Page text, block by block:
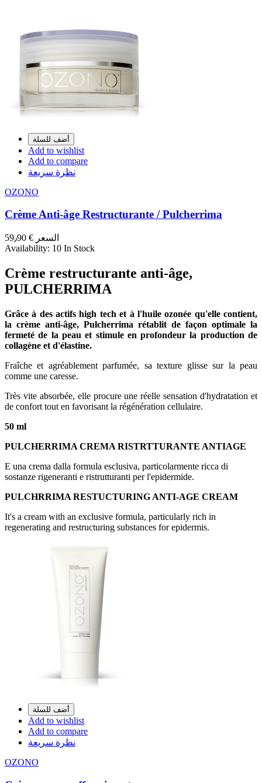
أضف للسلة
Add to wishlist
Add to compare
نظرة سريعة
OZONO
Crème Anti-âge Restructurante / Pulcherrima
السعر € 59٫90
Availability: 10 In Stock
Crème restructurante anti-âge,
PULCHERRIMA
Grâce à des actifs high tech et à l'huile ozonée qu'elle contient,
la crème anti-âge, Pulcherrima rétablit de façon optimale la
fermeté de la peau et stimule en profondeur la production de
collagène et d'élastine.
Fraîche et agréablement parfumée, sa texture glisse sur la peau
comme une caresse.
Très vite absorbée, elle procure une réelle sensation d'hydratation et
de confort tout en favorisant la régénération cellulaire.
50 ml
PULCHERRIMA CREMA RISTRTTURANTE ANTIAGE
E una crema dalla formula esclusiva, particolarmente ricca di
sostanze rigeneranti e ristrutturanti per l'epidermide.
PULCHRRIMA RESTUCTURING ANTI-AGE CREAM
It's a cream with an exclusive formula, particularly rich in
regenerating and restructuring substances for epidermis.
أضف للسلة
Add to wishlist
Add to compare
نظرة سريعة
OZONO